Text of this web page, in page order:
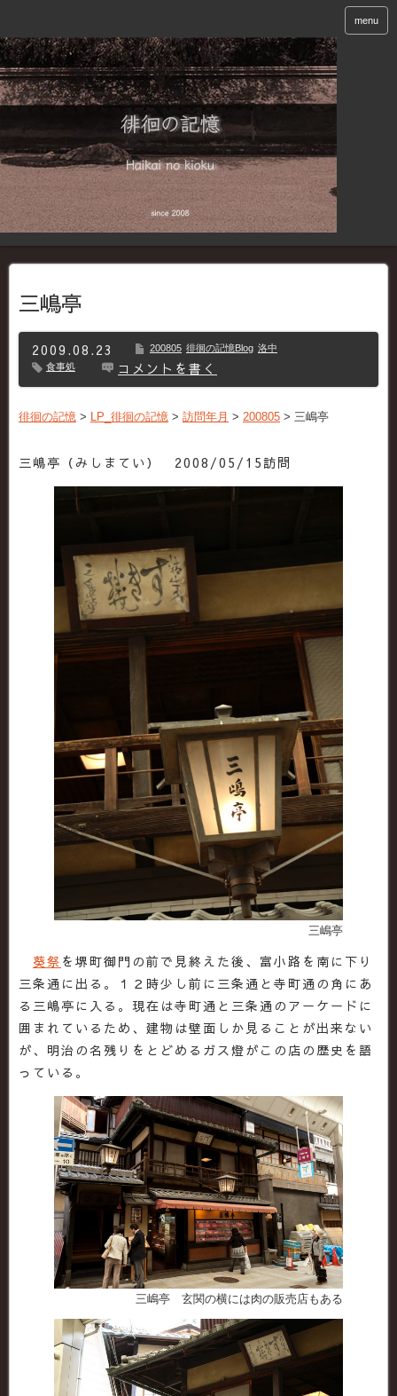
menu
三嶋亭
2009.08.23 200805 徘徊の記憶Blog 洛中
食事処
コメントを書く
徘徊の記憶 > LP_徘徊の記憶 > 訪問年月 > 200805 > 三嶋亭
三嶋亭（みしまてい） 2008/05/15訪問
三嶋亭
葵祭 を堺町御門の前で見終えた後、富小路を南に下り
三条通に出る。１２時少し前に三条通と寺町通の角にあ
る三嶋亭に入る。現在は寺町通と三条通のアーケードに
囲まれているため、建物は壁面しか見ることが出来ない
が、明治の名残りをとどめるガス燈がこの店の歴史を語
っている。
三嶋亭 玄関の横には肉の販売店もある